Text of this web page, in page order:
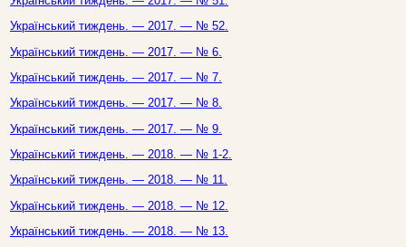
Український тиждень. — 2017. — № 52.
Український тиждень. — 2017. — № 6.
Український тиждень. — 2017. — № 7.
Український тиждень. — 2017. — № 8.
Український тиждень. — 2017. — № 9.
Український тиждень. — 2018. — № 1-2.
Український тиждень. — 2018. — № 11.
Український тиждень. — 2018. — № 12.
Український тиждень. — 2018. — № 13.